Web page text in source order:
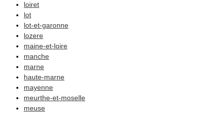
loiret
lot
lot-et-garonne
lozere
maine-et-loire
manche
marne
haute-marne
mayenne
meurthe-et-moselle
meuse